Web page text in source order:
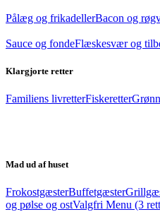
Pålæg og frikadellerBacon og
Sauce og fondeFlæskesvær og
Klargjorte retter
Familiens livretterFiskeretter
Mad ud af huset
FrokostgæsterBuffetgæster
og pølse og ostValgfri Menu (3